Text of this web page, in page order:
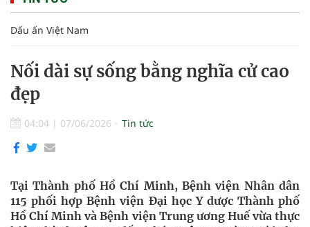
Dấu ấn Việt Nam
Nối dài sự sống bằng nghĩa cử cao
đẹp
04:04 | 07/06/2026 Tin tức
Tại Thành phố Hồ Chí Minh, Bệnh viện Nhân dân
115 phối hợp Bệnh viện Đại học Y dược Thành phố
Hồ Chí Minh và Bệnh viện Trung ương Huế vừa thực